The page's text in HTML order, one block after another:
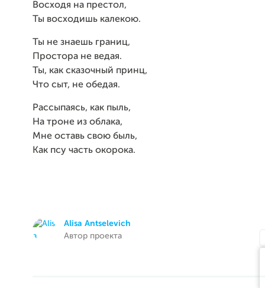
Восходя на престол,
Ты восходишь калекою.
Ты не знаешь границ,
Простора не ведая.
Ты, как сказочный принц,
Что сыт, не обедая.
Рассыпаясь, как пыль,
На троне из облака,
Мне оставь свою быль,
Как псу часть окорока.
Alisa Antselevich
Автор проекта